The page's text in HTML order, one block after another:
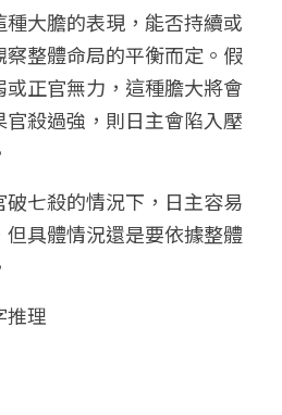
大膽的表現，能否持續或
整體命局的平衡而定。假
正官無力，這種膽大將會
殺過強，則日主會陷入壓
七殺的情況下，日主容易
具體情況還是要依據整體
推理